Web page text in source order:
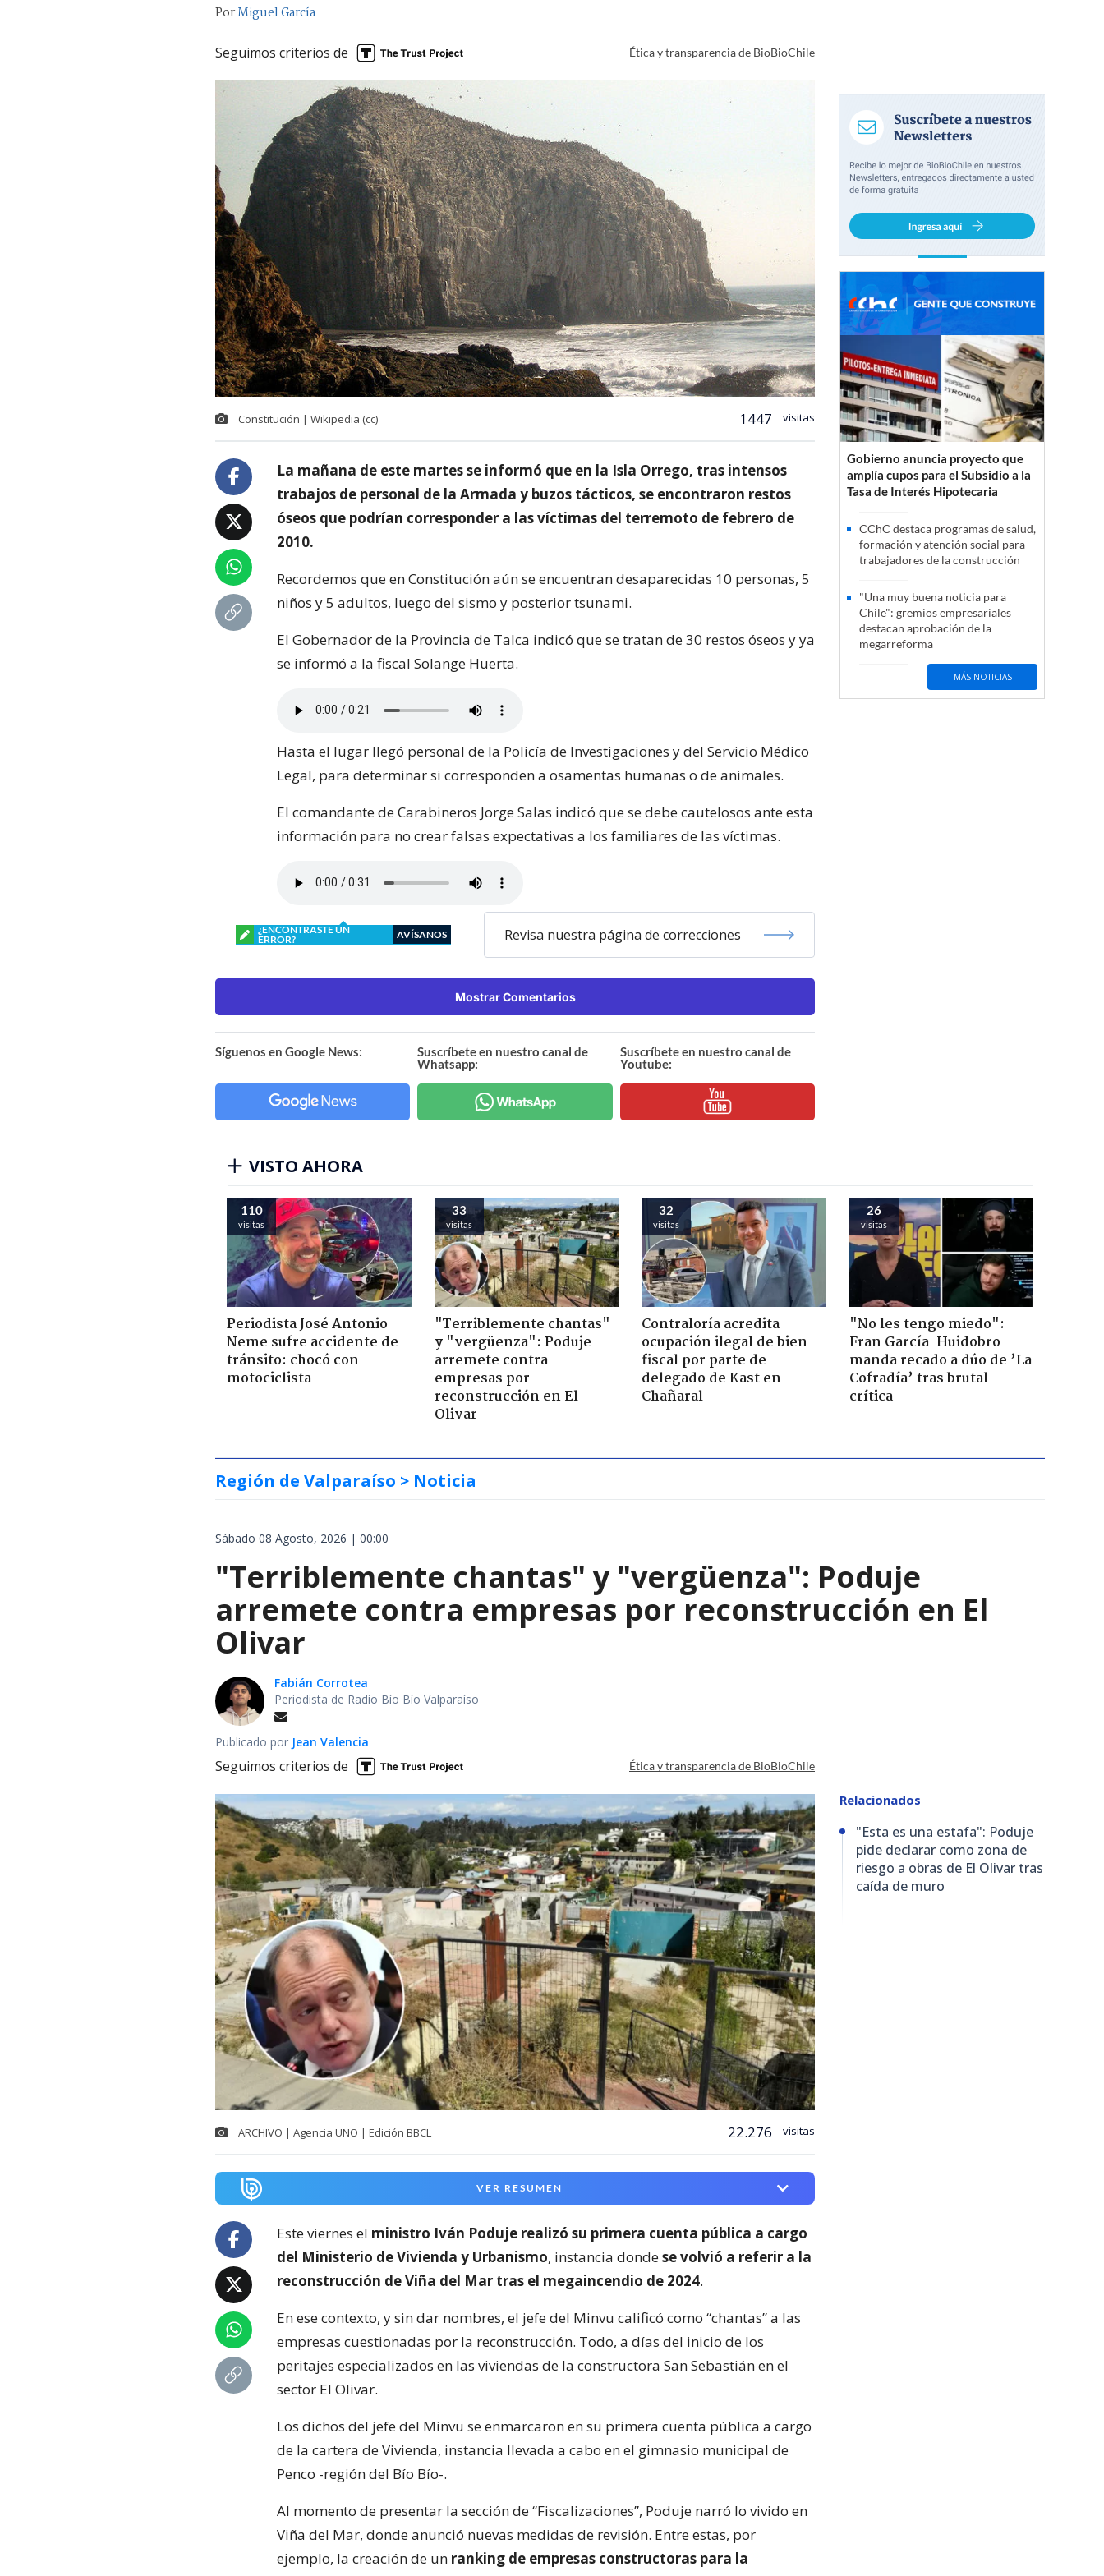
PorMiguel García
Seguimos criterios de Ética y transparencia de BioBioChile
Constitución | Wikipedia (cc) 1447 visitas
La mañana de este martes se informó que en la Isla Orrego, tras intensos
trabajos de personal de la Armada y buzos tácticos, se encontraron restos
óseos que podrían corresponder a las víctimas del terremoto de febrero de
2010.
Recordemos que en Constitución aún se encuentran desaparecidas 10 personas, 5
niños y 5 adultos, luego del sismo y posterior tsunami.
El Gobernador de la Provincia de Talca indicó que se tratan de 30 restos óseos y ya
se informó a la fiscal Solange Huerta.
Hasta el lugar llegó personal de la Policía de Investigaciones y del Servicio Médico
Legal, para determinar si corresponden a osamentas humanas o de animales.
El comandante de Carabineros Jorge Salas indicó que se debe cautelosos ante esta
información para no crear falsas expectativas a los familiares de las víctimas.
¿ENCONTRASTE UN
ERROR?
AVÍSANOS Revisa nuestra página de correcciones
Mostrar Comentarios
Síguenos en Google News:
Suscríbete en nuestro canal de
Whatsapp:
Suscríbete en nuestro canal de
Youtube:
Gobierno anuncia proyecto que
amplía cupos para el Subsidio a la
Tasa de Interés Hipotecaria
CChC destaca programas de salud,
formación y atención social para
trabajadores de la construcción
"Una muy buena noticia para
Chile": gremios empresariales
destacan aprobación de la
megarreforma
MÁS NOTICIAS
VISTO AHORA
110
visitas
Periodista José Antonio
Neme sufre accidente de
tránsito: chocó con
motociclista
33
visitas
"Terriblemente chantas"
y "vergüenza": Poduje
arremete contra
empresas por
reconstrucción en El
Olivar
32
visitas
Contraloría acredita
ocupación ilegal de bien
fiscal por parte de
delegado de Kast en
Chañaral
26
visitas
"No les tengo miedo":
Fran García-Huidobro
manda recado a dúo de ’La
Cofradía’ tras brutal
crítica
Región de Valparaíso > Noticia
Sábado 08 Agosto, 2026 | 00:00
"Terriblemente chantas" y "vergüenza": Poduje
arremete contra empresas por reconstrucción en El
Olivar
Fabián Corrotea
Periodista de Radio Bío Bío Valparaíso
Publicado por Jean Valencia
Seguimos criterios de Ética y transparencia de BioBioChile
ARCHIVO | Agencia UNO | Edición BBCL 22.276 visitas
VER RESUMEN
Este viernes el ministro Iván Poduje realizó su primera cuenta pública a cargo
del Ministerio de Vivienda y Urbanismo, instancia dondese volvió a referir a la
reconstrucción de Viña del Mar tras el megaincendio de 2024.
En ese contexto, y sin dar nombres, el jefe del Minvu calificó como “chantas” a las
empresas cuestionadas por la reconstrucción. Todo, a días del inicio de los
peritajes especializados en las viviendas de la constructora San Sebastián en el
sector El Olivar.
Los dichos del jefe del Minvu se enmarcaron en su primera cuenta pública a cargo
de la cartera de Vivienda, instancia llevada a cabo en el gimnasio municipal de
Penco -región del Bío Bío-.
Al momento de presentar la sección de “Fiscalizaciones”, Poduje narró lo vivido en
Viña del Mar, donde anunció nuevas medidas de revisión. Entre estas, por
ejemplo, la creación de un ranking de empresas constructoras para la
Relacionados
"Esta es una estafa": Poduje
pide declarar como zona de
riesgo a obras de El Olivar tras
caída de muro